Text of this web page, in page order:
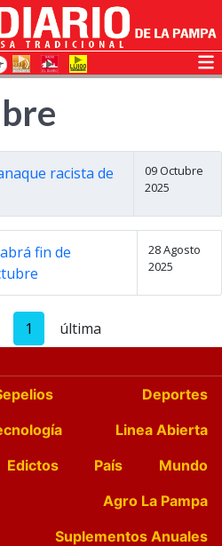
racista de
09 Octubre
2025
fin de
28 Agosto
2025
1 última
Deportes
Linea Abierta
Edictos País
Mundo
Agro La Pampa
Suplementos Anuales